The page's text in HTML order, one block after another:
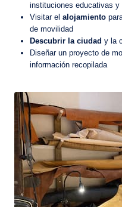
instituciones educativas y
Visitar el alojamiento
de movilidad
Descubrir la ciudad y la
Diseñar un proyecto de
información recopilada